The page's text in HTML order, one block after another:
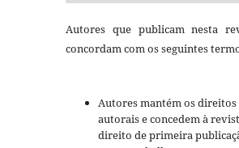
Autores que publicam nesta
concordam com os seguintes
Autores mantém os direitos
autorais e concedem à
direito de primeira